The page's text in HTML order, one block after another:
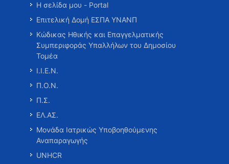
Η σελίδα μου - Portal
Επιτελική Δομή ΕΣΠΑ ΥΝΑΝΠ
Κώδικας Ηθικής και Επαγγελματικής
Συμπεριφοράς Υπαλλήλων του Δημοσίου
Τομέα
Ι.Ι.Ε.Ν.
Π.Ο.Ν.
Π.Σ.
ΕΛ.ΑΣ.
Μονάδα Ιατρικώς Υποβοηθούμενης
Αναπαραγωγής
UNHCR